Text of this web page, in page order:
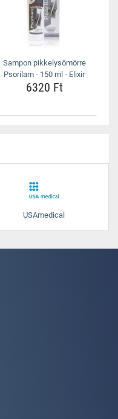
Sampon pikkelysömörre
Psorilam - 150 ml - Elixir
6320 Ft
USAmedical